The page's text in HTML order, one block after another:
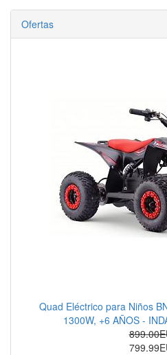
Ofertas
Quad Eléctrico para Niños
1300W, +6 AÑOS -